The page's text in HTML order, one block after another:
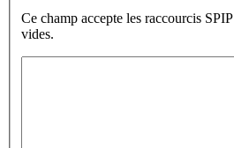
Ce champ accepte les raccourcis SPIP
vides.